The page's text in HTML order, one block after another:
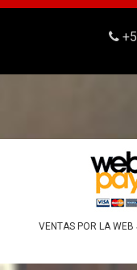
VENTAS POR LA WEB